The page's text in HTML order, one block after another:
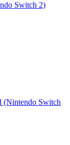
Switch 2)
(Nintendo Switch